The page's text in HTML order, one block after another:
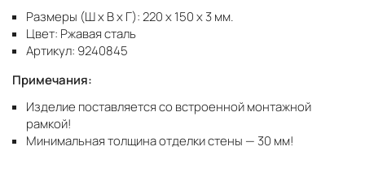
Размеры (Ш x В x Г): 220 x 150 x 3 мм.
Цвет: Ржавая сталь
Артикул: 9240845
Примечания:
Изделие поставляется со встроенной монтажной
рамкой!
Минимальная толщина отделки стены — 30 мм!